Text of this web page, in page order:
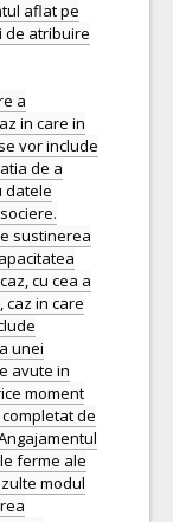
aflat pe
de atribuire
a
in care in
vor include
de a
datele
sustinerea
cu cea a
in care
unei
avute in
moment
de
ferme ale
modul